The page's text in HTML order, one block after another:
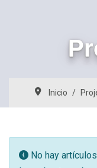
Inicio
Información
No hay